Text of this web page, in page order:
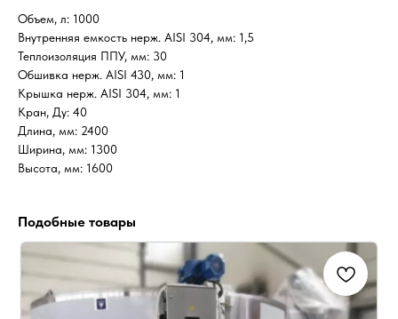
Объем, л: 1000
Внутренняя емкость нерж. AISI 304, мм: 1,5
Теплоизоляция ППУ, мм: 30
Обшивка нерж. AISI 430, мм: 1
Крышка нерж. AISI 304, мм: 1
Кран, Ду: 40
Длина, мм: 2400
Ширина, мм: 1300
Высота, мм: 1600
Подобные товары